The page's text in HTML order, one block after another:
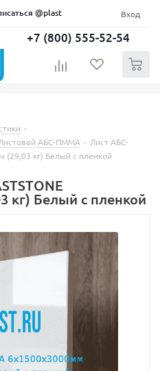
@plast Вход
+7 (800) 555-52-54
-
АБС-ПММА - Лист АБС-
(29,03 кг) Белый с пленкой
кг) Белый с пленкой